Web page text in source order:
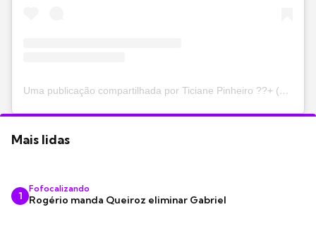
Uma publicação compartilhada por Ticiane Pinheiro ??+ (@ticipinheiro)
Mais lidas
1
Fofocalizando
Rogério manda Queiroz eliminar Gabriel